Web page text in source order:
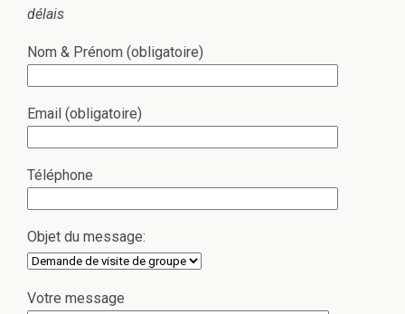
délais
Nom & Prénom (obligatoire)
Email (obligatoire)
Téléphone
Objet du message:
Votre message